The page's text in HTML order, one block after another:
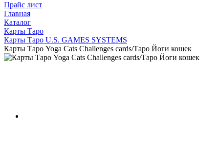
Прайс лист
Главная
Каталог
Карты Таро
Карты Таро U.S. GAMES SYSTEMS
Карты Таро Yoga Cats Challenges cards/Таро Йоги кошек